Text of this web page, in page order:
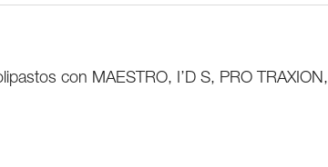
con MAESTRO, I’D S, PRO TRAXION,